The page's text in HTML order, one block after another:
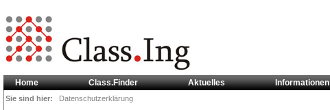
Sie sind hier: Datenschutzerklärung
Home Class.Finder Aktuelles Informationen